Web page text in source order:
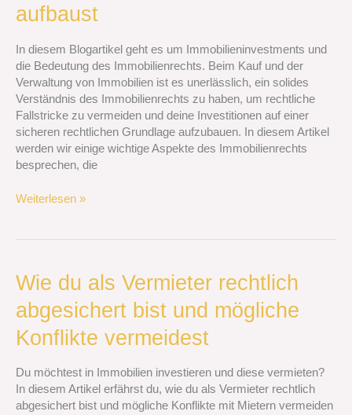
aufbaust
In diesem Blogartikel geht es um Immobilieninvestments und
die Bedeutung des Immobilienrechts. Beim Kauf und der
Verwaltung von Immobilien ist es unerlässlich, ein solides
Verständnis des Immobilienrechts zu haben, um rechtliche
Fallstricke zu vermeiden und deine Investitionen auf einer
sicheren rechtlichen Grundlage aufzubauen. In diesem Artikel
werden wir einige wichtige Aspekte des Immobilienrechts
besprechen, die
deine
auf
solider
rechtlicher
Basis
aufbaust
Weiterlesen »
Wie du als Vermieter rechtlich
abgesichert bist und mögliche
Konflikte vermeidest
Du möchtest in Immobilien investieren und diese vermieten?
In diesem Artikel erfährst du, wie du als Vermieter rechtlich
abgesichert bist und mögliche Konflikte mit Mietern vermeiden
Wie
du
als
Vermieter
rechtlich
bist
und
mögliche